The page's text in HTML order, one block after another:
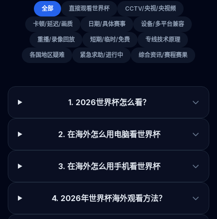
全部 直接观看世界杯 CCTV/央视/央视频
卡顿/延迟/画质 日期/具体赛事 设备/多平台兼容
重播/录像回放 短期/临时/免费 专线技术原理
各国地区疑难 紧急求助/进行中 综合资讯/赛程赛果
1. 2026世界杯怎么看？
2. 在海外怎么用电脑看世界杯
3. 在海外怎么用手机看世界杯
4. 2026年世界杯海外观看方法？